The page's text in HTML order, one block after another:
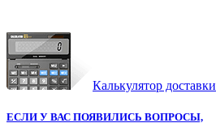
Калькулятор доставки
ЕСЛИ У ВАС ПОЯВИЛИСЬ ВОПРОСЫ,